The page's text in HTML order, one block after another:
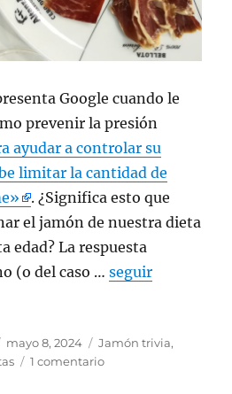
Google cuando le
prevenir la presión
ayudar a controlar su
limitar la cantidad de
. ¿Significa esto que
el jamón de nuestra dieta
edad? La respuesta
(o del caso …seguir
Publicado
el
mayo 8, 2024 Categorías
Jamón trivia,
1 comentario